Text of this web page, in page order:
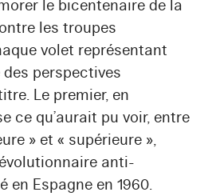
le bicentenaire de la
les troupes
volet représentant
perspectives
Le premier, en
ce qu’aurait pu voir, entre
» et « supérieure »,
anti-
en Espagne en 1960.